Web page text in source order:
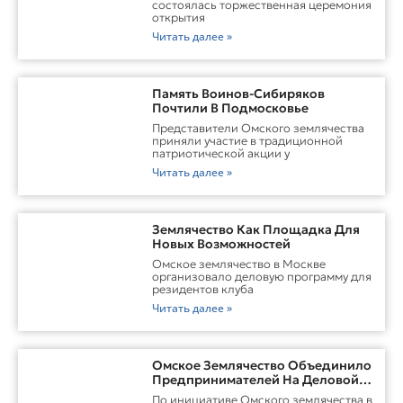
состоялась торжественная церемония
открытия
Читать далее »
Память Воинов-Сибиряков
Почтили В Подмосковье
Представители Омского землячества
приняли участие в традиционной
патриотической акции у
Читать далее »
Землячество Как Площадка Для
Новых Возможностей
Омское землячество в Москве
организовало деловую программу для
резидентов клуба
Читать далее »
Омское Землячество Объединило
Предпринимателей На Деловой
Встрече В Москве
По инициативе Омского землячества в